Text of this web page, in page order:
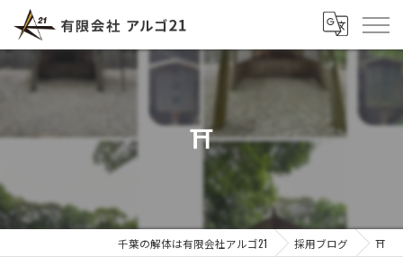
⛩️
千葉の解体は有限会社アルゴ21 採用ブログ ⛩️